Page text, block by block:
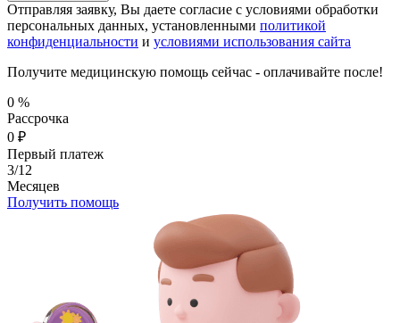
Отправляя заявку, Вы даете согласие с условиями обработки
персональных данных, установленными политикой
конфиденциальности и условиями использования сайта
Получите медицинскую помощь сейчас - оплачивайте после!
0 %
Рассрочка
0 ₽
Первый платеж
3/12
Месяцев
Получить помощь